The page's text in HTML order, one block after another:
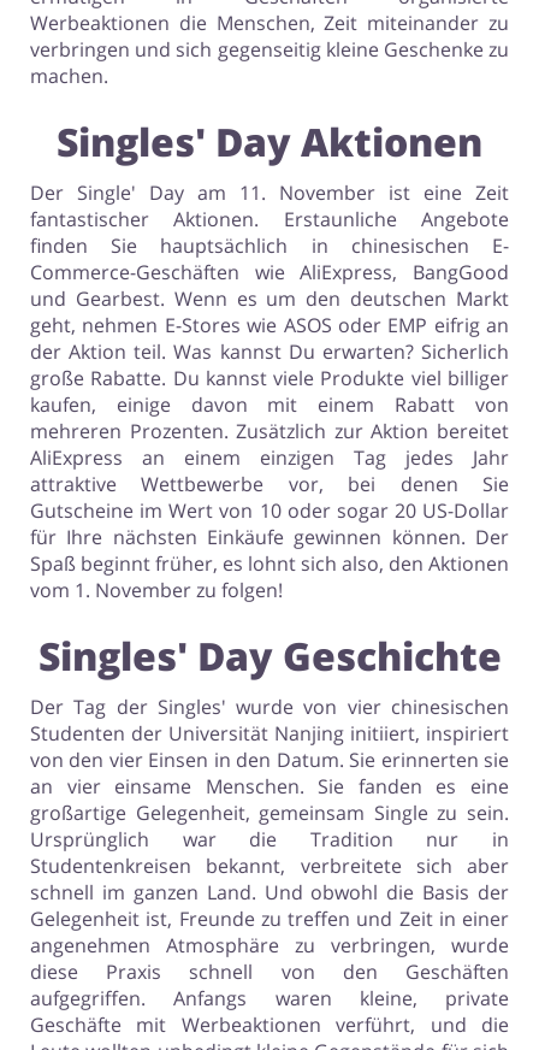
Werbeaktionen die Menschen, Zeit miteinander zu
verbringen und sich gegenseitig kleine Geschenke zu
machen.
Singles' Day Aktionen
Der Single' Day am 11. November ist eine Zeit
fantastischer Aktionen. Erstaunliche Angebote
finden Sie hauptsächlich in chinesischen E-
Commerce-Geschäften wie AliExpress, BangGood
und Gearbest. Wenn es um den deutschen Markt
geht, nehmen E-Stores wie ASOS oder EMP eifrig an
der Aktion teil. Was kannst Du erwarten? Sicherlich
große Rabatte. Du kannst viele Produkte viel billiger
kaufen, einige davon mit einem Rabatt von
mehreren Prozenten. Zusätzlich zur Aktion bereitet
AliExpress an einem einzigen Tag jedes Jahr
attraktive Wettbewerbe vor, bei denen Sie
Gutscheine im Wert von 10 oder sogar 20 US-Dollar
für Ihre nächsten Einkäufe gewinnen können. Der
Spaß beginnt früher, es lohnt sich also, den Aktionen
vom 1. November zu folgen!
Singles' Day Geschichte
Der Tag der Singles' wurde von vier chinesischen
Studenten der Universität Nanjing initiiert, inspiriert
von den vier Einsen in den Datum. Sie erinnerten sie
an vier einsame Menschen. Sie fanden es eine
großartige Gelegenheit, gemeinsam Single zu sein.
Ursprünglich war die Tradition nur in
Studentenkreisen bekannt, verbreitete sich aber
schnell im ganzen Land. Und obwohl die Basis der
Gelegenheit ist, Freunde zu treffen und Zeit in einer
angenehmen Atmosphäre zu verbringen, wurde
diese Praxis schnell von den Geschäften
aufgegriffen. Anfangs waren kleine, private
Geschäfte mit Werbeaktionen verführt, und die